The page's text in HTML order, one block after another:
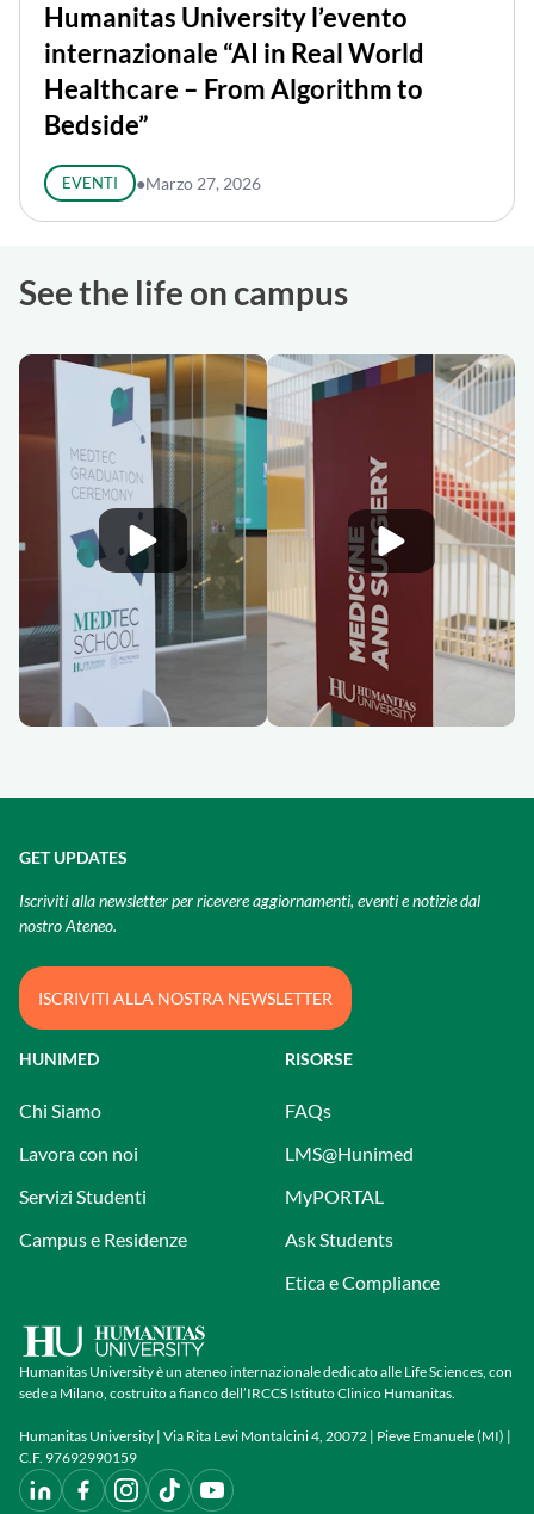
Humanitas University l’evento
internazionale “AI in Real World
Healthcare – From Algorithm to
Bedside”
EVENTI ●Marzo 27, 2026
See the life on campus
Humanitas University è un ateneo internazionale dedicato alle Life Sciences, con
sede a Milano, costruito a fianco dell’IRCCS Istituto Clinico Humanitas.
Humanitas University | Via Rita Levi Montalcini 4, 20072 | Pieve Emanuele (MI) |
C.F. 97692990159
HUNIMED
Chi Siamo
Lavora con noi
Servizi Studenti
Campus e Residenze
RISORSE
FAQs
LMS@Hunimed
MyPORTAL
Ask Students
Etica e Compliance
GET UPDATES
Iscriviti alla newsletter per ricevere aggiornamenti, eventi e notizie dal
nostro Ateneo.
ISCRIVITI ALLA NOSTRA NEWSLETTER